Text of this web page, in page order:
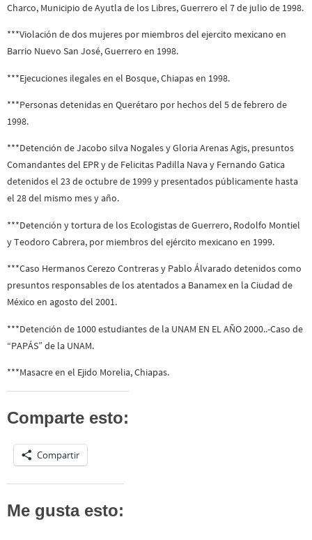
Charco, Municipio de Ayutla de los Libres, Guerrero el 7 de julio de 1998.
***Violación de dos mujeres por miembros del ejercito mexicano en
Barrio Nuevo San José, Guerrero en 1998.
***Ejecuciones ilegales en el Bosque, Chiapas en 1998.
***Personas detenidas en Querétaro por hechos del 5 de febrero de
1998.
***Detención de Jacobo silva Nogales y Gloria Arenas Agis, presuntos
Comandantes del EPR y de Felicitas Padilla Nava y Fernando Gatica
detenidos el 23 de octubre de 1999 y presentados públicamente hasta
el 28 del mismo mes y año.
***Detención y tortura de los Ecologistas de Guerrero, Rodolfo Montiel
y Teodoro Cabrera, por miembros del ejército mexicano en 1999.
***Caso Hermanos Cerezo Contreras y Pablo Álvarado detenidos como
presuntos responsables de los atentados a Banamex en la Ciudad de
México en agosto del 2001.
***Detención de 1000 estudiantes de la UNAM EN EL AÑO 2000..-Caso de
“PAPÁS” de la UNAM.
***Masacre en el Ejido Morelia, Chiapas.
Comparte esto:
Compartir
Me gusta esto: